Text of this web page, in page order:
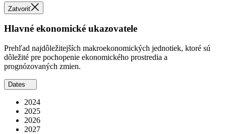
Zatvoriť
Hlavné ekonomické ukazovatele
Prehľad najdôležitejších makroekonomických jednotiek, ktoré sú
dôležité pre pochopenie ekonomického prostredia a
prognózovaných zmien.
Dates
2024
2025
2026
2027